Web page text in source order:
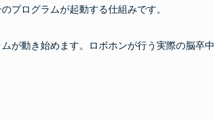
プログラムが起動する仕組みです。
が動き始めます。ロボホンが行う実際の脳卒中